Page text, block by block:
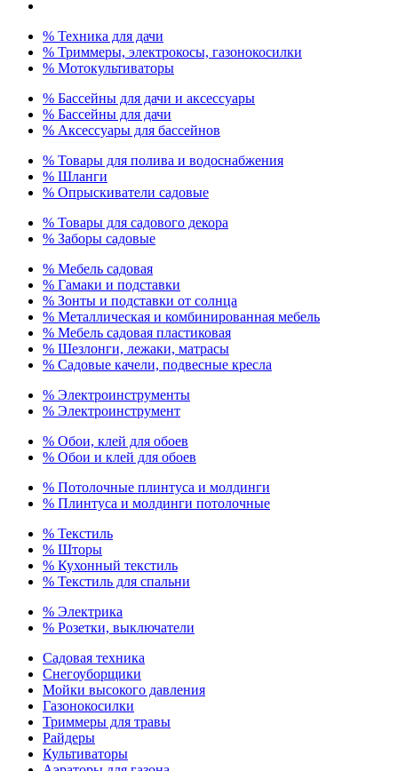
% Техника для дачи
% Триммеры, электрокосы, газонокосилки
% Мотокультиваторы
% Бассейны для дачи и аксессуары
% Бассейны для дачи
% Аксессуары для бассейнов
% Товары для полива и водоснабжения
% Шланги
% Опрыскиватели садовые
% Товары для садового декора
% Заборы садовые
% Мебель садовая
% Гамаки и подставки
% Зонты и подставки от солнца
% Металлическая и комбинированная мебель
% Мебель садовая пластиковая
% Шезлонги, лежаки, матрасы
% Садовые качели, подвесные кресла
% Электроинструменты
% Электроинструмент
% Обои, клей для обоев
% Обои и клей для обоев
% Потолочные плинтуса и молдинги
% Плинтуса и молдинги потолочные
% Текстиль
% Шторы
% Кухонный текстиль
% Текстиль для спальни
% Электрика
% Розетки, выключатели
Садовая техника
Снегоуборщики
Мойки высокого давления
Газонокосилки
Триммеры для травы
Райдеры
Культиваторы